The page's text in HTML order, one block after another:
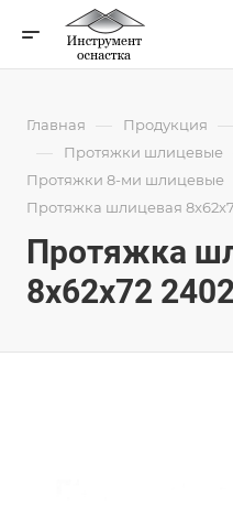
Главная — Продукция —
— Протяжки шлицевые
Протяжки 8-ми шлицевые
Протяжка шлицевая
Протяжка
8x62x72